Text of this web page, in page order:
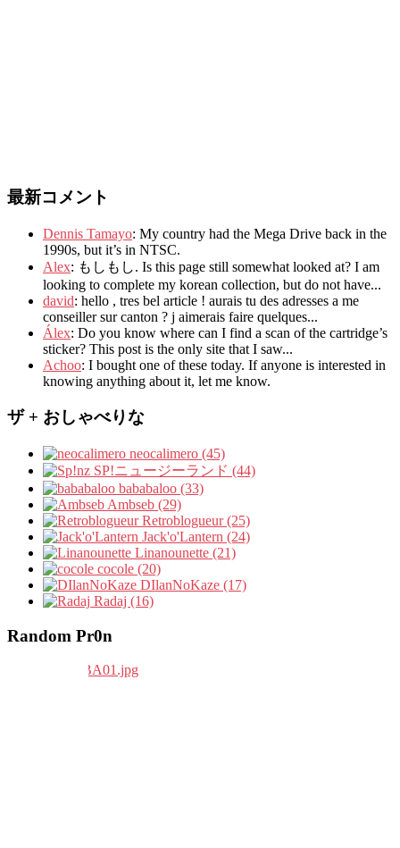
最新コメント
Dennis Tamayo: My country had the Mega Drive back in the
1990s, but it’s in NTSC.
Alex: もしもし. Is this page still somewhat looked at? I am
looking to complete my korean collection, but do not have...
david: hello , tres bel article ! aurais tu des adresses a me
conseiller sur canton ? j aimerais faire quelques...
Álex: Do you know where can I find a scan of the cartridge’s
sticker? This post is the only site that I saw...
Achoo: I bought one of these today. If anyone is interested in
knowing anything about it, let me know.
ザ + おしゃべりな
neocalimero (45)
SP!ニュージーランド (44)
bababaloo (33)
Ambseb (29)
Retroblogueur (25)
Jack'o'Lantern (24)
Linanounette (21)
cocole (20)
DIlanNoKaze (17)
Radaj (16)
Random Pr0n